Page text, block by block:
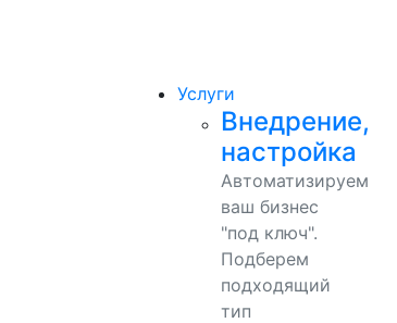
Услуги
Внедрение,
настройка
Автоматизируем
ваш бизнес
"под ключ".
Подберем
подходящий
тип